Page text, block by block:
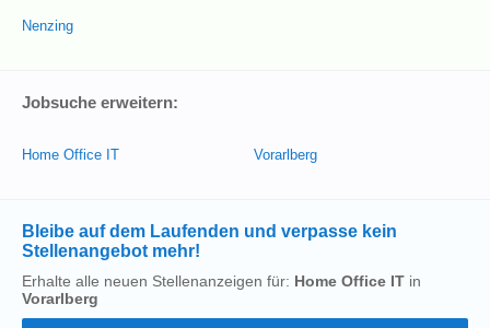
Nenzing
Jobsuche erweitern:
Home Office IT Vorarlberg
Bleibe auf dem Laufenden und verpasse kein
Stellenangebot mehr!
Erhalte alle neuen Stellenanzeigen für: Home Office IT in
Vorarlberg